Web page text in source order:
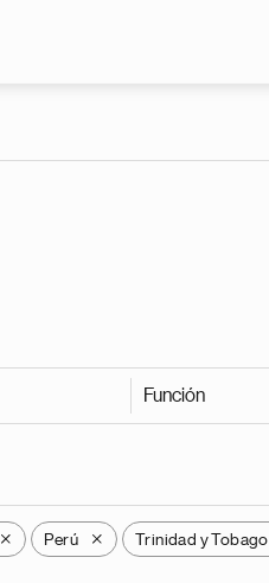
Función
X Perú X Trinidad y Tobago